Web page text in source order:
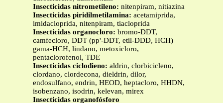
Insecticidas nitrometileno: nitenpiram, nitiazina
Insecticidas piridilmetilamina: acetamiprida,
imidacloprida, nitenpiram, tiacloprida
Insecticidas organocloro: bromo-DDT,
camfecloro, DDT (pp'-DDT, etil-DDD, HCH)
gama-HCH, lindano, metoxicloro,
pentaclorofenol, TDE
Insecticidas ciclodieno: aldrin, clorbicicleno,
clordano, clordecona, dieldrin, dilor,
endosulfano, endrin, HEOD, heptacloro, HHDN,
isobenzano, isodrin, kelevan, mirex
Insecticidas organofósforo